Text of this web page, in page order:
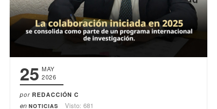
25 MAY
2026
por REDACCIÓN C
en NOTICIAS Visto: 681